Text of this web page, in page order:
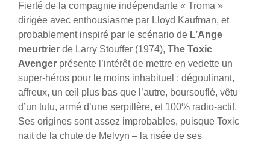
Fierté de la compagnie indépendante « Troma »
dirigée avec enthousiasme par Lloyd Kaufman, et
probablement inspiré par le scénario de L’Ange
meurtrier de Larry Stouffer (1974), The Toxic
Avenger présente l’intérêt de mettre en vedette un
super-héros pour le moins inhabituel : dégoulinant,
affreux, un œil plus bas que l’autre, boursouflé, vêtu
d’un tutu, armé d’une serpillère, et 100% radio-actif.
Ses origines sont assez improbables, puisque Toxic
nait de la chute de Melvyn – la risée de ses